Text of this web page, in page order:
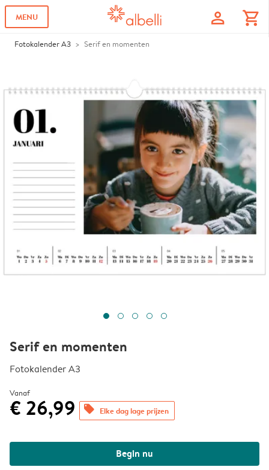
MENU profile shopping_cart
Fotokalender A3 Serif en momenten
Serif en momenten
Fotokalender A3
Vanaf
€ 26,99 offers Elke dag lage prijzen
Begin nu